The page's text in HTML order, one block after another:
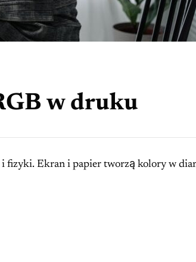
w druku
fizyki. Ekran i papier tworzą kolory w